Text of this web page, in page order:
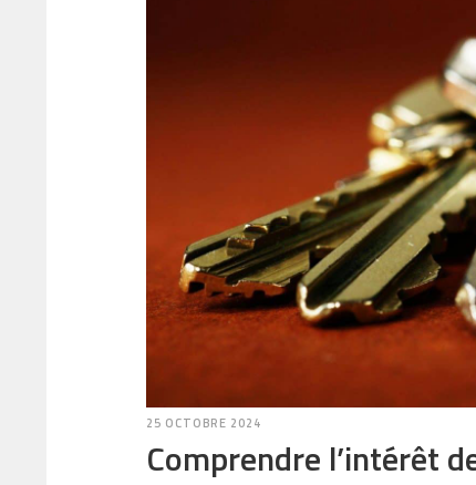
25 OCTOBRE 2024
Comprendre l’intérêt